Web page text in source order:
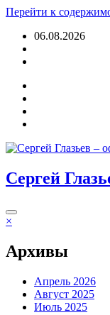
Перейти к
06.08.2026
Сергей
×
Архивы
Апрель 2026
Август 2025
Июль 2025